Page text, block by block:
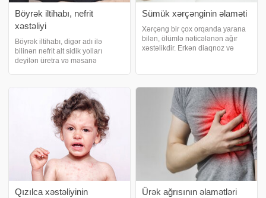
Böyrək iltihabı, nefrit
xəstəliyi
Böyrək iltihabı, digər adı ilə
bilinən nefrit alt sidik yolları
deyilən üretra və məsanə
bilməməsi sonrasında
böyrəklərin birində və ya ikisində
birdən irəliləməs
Sümük xərçənginin əlaməti
Xərçəng bir çox orqanda yarana
bilən, ölümlə nəticələnən ağır
xəstəlikdir. Erkən diaqnoz və
yumşaq toxumalarda belə
yaranması mümkündür. xəbər
verir ki, bəzə
Qızılca xəstəliyinin
Ürək ağrısının əlamətləri